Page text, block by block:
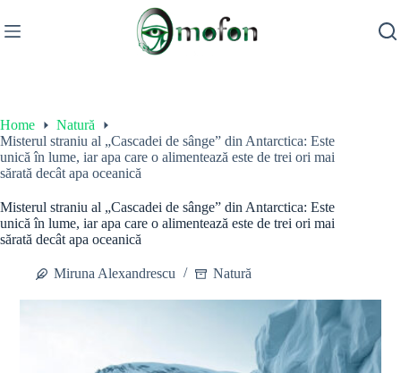
to
content
Home
Natură
Misterul straniu al „Cascadei de sânge” din Antarctica: Este
unică în lume, iar apa care o alimentează este de trei ori mai
sărată decât apa oceanică
Misterul straniu al „Cascadei de sânge” din Antarctica: Este
unică în lume, iar apa care o alimentează este de trei ori mai
sărată decât apa oceanică
Miruna Alexandrescu Natură